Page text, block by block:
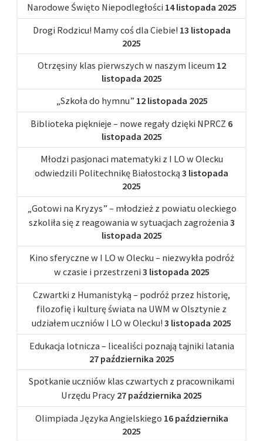
Narodowe Święto Niepodległości 14 listopada 2025
Drogi Rodzicu! Mamy coś dla Ciebie! 13 listopada
2025
Otrzęsiny klas pierwszych w naszym liceum 12
listopada 2025
„Szkoła do hymnu” 12 listopada 2025
Biblioteka pięknieje – nowe regały dzięki NPRCZ 6
listopada 2025
Młodzi pasjonaci matematyki z I LO w Olecku
odwiedzili Politechnikę Białostocką 3 listopada
2025
„Gotowi na Kryzys” – młodzież z powiatu oleckiego
szkoliła się z reagowania w sytuacjach zagrożenia 3
listopada 2025
Kino sferyczne w I LO w Olecku – niezwykła podróż
w czasie i przestrzeni 3 listopada 2025
Czwartki z Humanistyką – podróż przez historię,
filozofię i kulturę świata na UWM w Olsztynie z
udziałem uczniów I LO w Olecku! 3 listopada 2025
Edukacja lotnicza – licealiści poznają tajniki latania
27 października 2025
Spotkanie uczniów klas czwartych z pracownikami
Urzędu Pracy 27 października 2025
Olimpiada Języka Angielskiego 16 października
2025